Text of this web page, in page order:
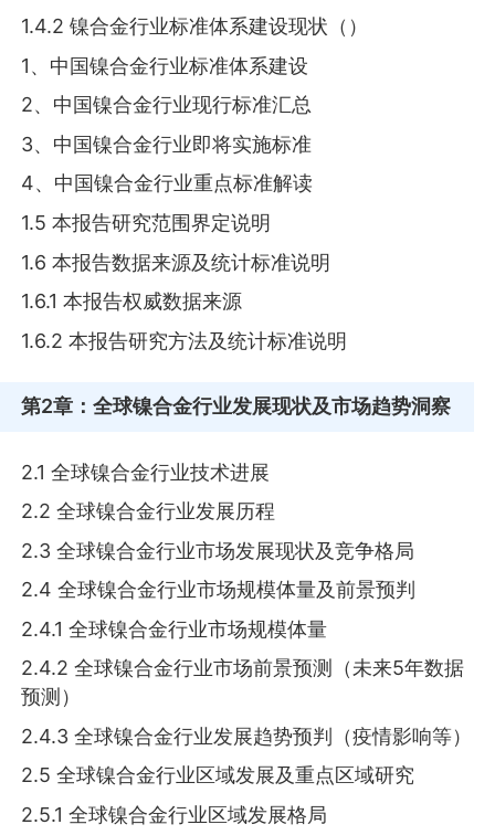
1.4.2 镍合金行业标准体系建设现状（）
1、中国镍合金行业标准体系建设
2、中国镍合金行业现行标准汇总
3、中国镍合金行业即将实施标准
4、中国镍合金行业重点标准解读
1.5 本报告研究范围界定说明
1.6 本报告数据来源及统计标准说明
1.6.1 本报告权威数据来源
1.6.2 本报告研究方法及统计标准说明
第2章 ：全球镍合金行业发展现状及市场趋势洞察
2.1 全球镍合金行业技术进展
2.2 全球镍合金行业发展历程
2.3 全球镍合金行业市场发展现状及竞争格局
2.4 全球镍合金行业市场规模体量及前景预判
2.4.1 全球镍合金行业市场规模体量
2.4.2 全球镍合金行业市场前景预测（未来5年数据
预测）
2.4.3 全球镍合金行业发展趋势预判（疫情影响等）
2.5 全球镍合金行业区域发展及重点区域研究
2.5.1 全球镍合金行业区域发展格局